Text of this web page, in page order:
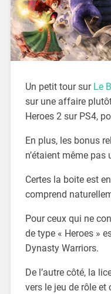
Un petit tour sur Le
sur une affaire
Heroes 2 sur PS4,
En plus, les bonus
n’étaient même pas
Certes la boite est
comprend
Pour ceux qui ne
de type « Heroes »
Dynasty Warriors.
De l’autre côté, la
vers le jeu de rôle et